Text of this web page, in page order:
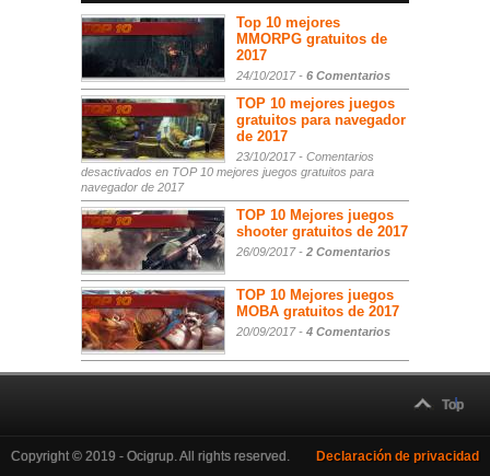
Top 10 mejores
MMORPG gratuitos de
2017
24/10/2017 - 6 Comentarios
TOP 10 mejores juegos
gratuitos para navegador
de 2017
23/10/2017 - Comentarios
desactivados en TOP 10 mejores juegos gratuitos para
navegador de 2017
TOP 10 Mejores juegos
shooter gratuitos de 2017
26/09/2017 - 2 Comentarios
TOP 10 Mejores juegos
MOBA gratuitos de 2017
20/09/2017 - 4 Comentarios
Top
Copyright © 2019 - Ocigrup. All rights reserved. Declaración de privacidad